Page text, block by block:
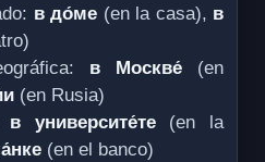
в до́ме (en la casa), в
в Москве́ (en
(en Rusia)
в университе́те(en la
(en el banco)